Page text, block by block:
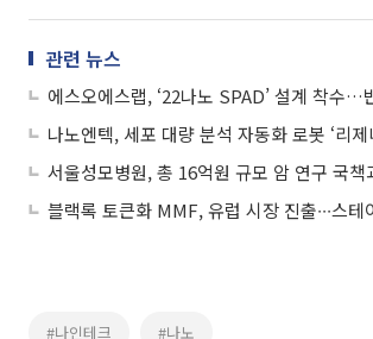
관련 뉴스
서울성모병원, 총 16억원 규모 암 연구 국책
블랙록 토큰화 MMF, 유럽 시장 진출∙∙∙스
#나인테크 #나노